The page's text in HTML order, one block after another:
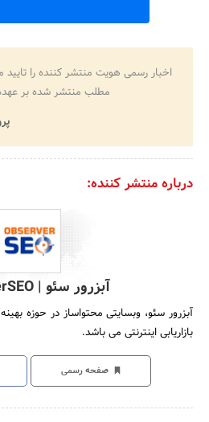
اخبار رسمی هویت منتشر کننده را
مطلب منتشر شده بر
درباره منتشر کننده:
آبزرور سئو | ObserverSEO
آبزرور سئو، وبسایتی محتواساز در حوزه
بازاریابی اینترنتی می باشد.
صفحه رسمی